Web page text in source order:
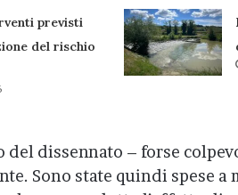
previsti
del rischio
del dissennato – forse
Sono state quindi spese